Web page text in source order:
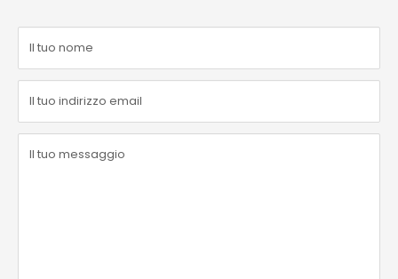
Il tuo nome
Il tuo indirizzo email
Il tuo messaggio